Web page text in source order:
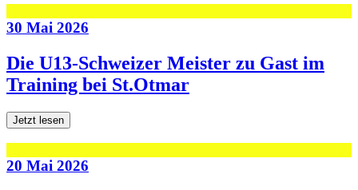
30 Mai 2026
Die U13-Schweizer Meister zu Gast im
Training bei St.Otmar
Jetzt lesen
20 Mai 2026